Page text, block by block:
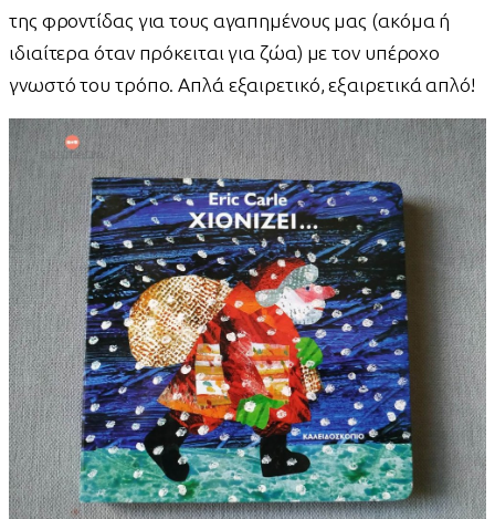
της φροντίδας για τους αγαπημένους μας (ακόμα ή
ιδιαίτερα όταν πρόκειται για ζώα) με τον υπέροχο
γνωστό του τρόπο. Απλά εξαιρετικό, εξαιρετικά απλό!